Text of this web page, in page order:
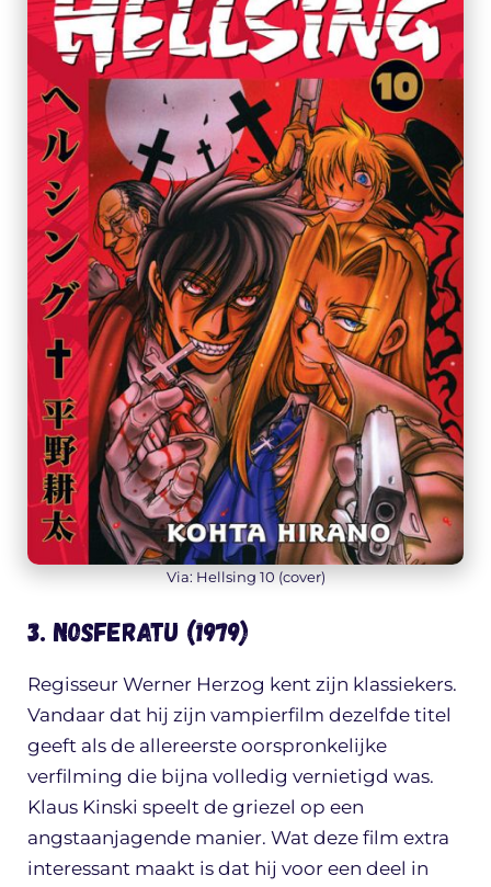
Via: Hellsing 10 (cover)
3. Nosferatu (1979)
Regisseur Werner Herzog kent zijn klassiekers.
Vandaar dat hij zijn vampierfilm dezelfde titel
geeft als de allereerste oorspronkelijke
verfilming die bijna volledig vernietigd was.
Klaus Kinski speelt de griezel op een
angstaanjagende manier. Wat deze film extra
interessant maakt is dat hij voor een deel in